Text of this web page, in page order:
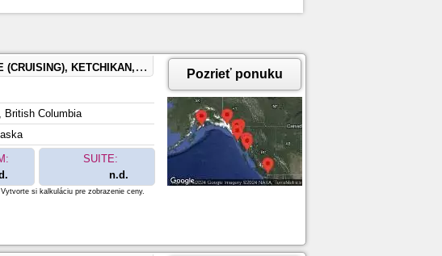
ALASKA, HUBBARD GLACIER (CRUISING), SEWARD, ALASKA
British Columbia
SUITE:
n.d.
Pozrieť ponuku
si kalkuláciu pre zobrazenie ceny.